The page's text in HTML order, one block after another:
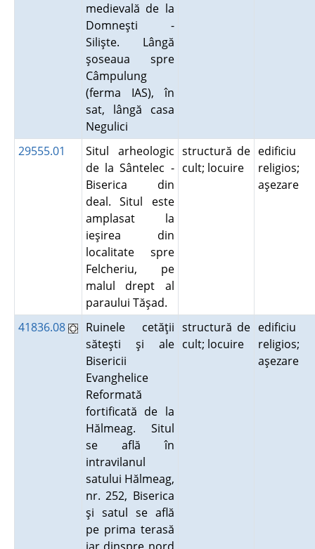
medievală de la
Domneşti -
Silişte. Lângă
şoseaua spre
Câmpulung
(ferma IAS), în
sat, lângă casa
Negulici
29555.01
Situl arheologic
de la Sântelec -
Biserica din
deal. Situl este
amplasat la
ieşirea din
localitate spre
Felcheriu, pe
malul drept al
paraului Tăşad.
structură de
cult; locuire
edificiu
religios;
aşezare
41836.08
Ruinele cetăţii
săteşti şi ale
Bisericii
Evanghelice
Reformată
fortificată de la
Hălmeag. Situl
se află în
intravilanul
satului Hălmeag,
nr. 252, Biserica
şi satul se află
pe prima terasă
structură de
cult; locuire
edificiu
religios;
aşezare